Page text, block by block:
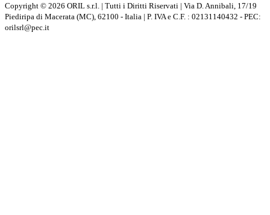
Copyright © 2026 ORIL s.r.l. | Tutti i Diritti Riservati | Via D. Annibali, 17/19
Piediripa di Macerata (MC), 62100 - Italia | P. IVA e C.F. : 02131140432 - PEC:
orilsrl@pec.it